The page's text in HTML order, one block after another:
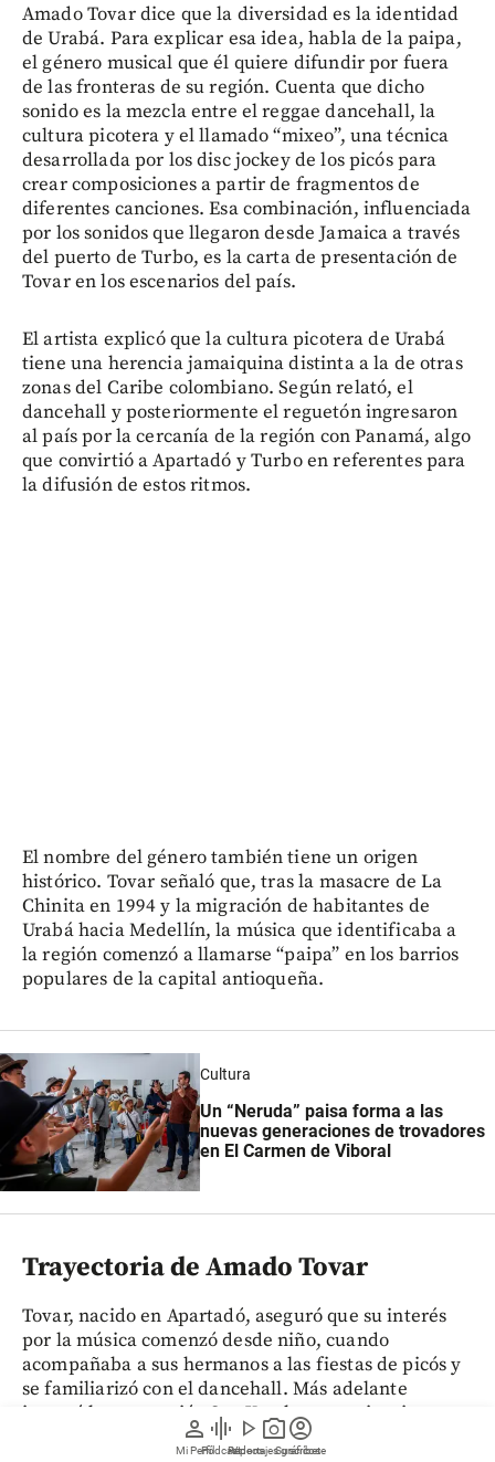
person
Mi Perfil
graphic_eq
Pódcast
play_arrow
Videos
photo_camera
Reportajes gráficos
account_circle
Suscríbete
Amado Tovar dice que la diversidad es la identidad
de Urabá. Para explicar esa idea, habla de la paipa,
el género musical que él quiere difundir por fuera
de las fronteras de su región. Cuenta que dicho
sonido es la mezcla entre el reggae dancehall, la
cultura picotera y el llamado “mixeo”, una técnica
desarrollada por los disc jockey de los picós para
crear composiciones a partir de fragmentos de
diferentes canciones. Esa combinación, influenciada
por los sonidos que llegaron desde Jamaica a través
del puerto de Turbo, es la carta de presentación de
Tovar en los escenarios del país.
El artista explicó que la cultura picotera de Urabá
tiene una herencia jamaiquina distinta a la de otras
zonas del Caribe colombiano. Según relató, el
dancehall y posteriormente el reguetón ingresaron
al país por la cercanía de la región con Panamá, algo
que convirtió a Apartadó y Turbo en referentes para
la difusión de estos ritmos.
El nombre del género también tiene un origen
histórico. Tovar señaló que, tras la masacre de La
Chinita en 1994 y la migración de habitantes de
Urabá hacia Medellín, la música que identificaba a
la región comenzó a llamarse “paipa” en los barrios
populares de la capital antioqueña.
Cultura
Un “Neruda” paisa forma a las
nuevas generaciones de trovadores
en El Carmen de Viboral
Trayectoria de Amado Tovar
Tovar, nacido en Apartadó, aseguró que su interés
por la música comenzó desde niño, cuando
acompañaba a sus hermanos a las fiestas de picós y
se familiarizó con el dancehall. Más adelante
integró la agrupación Son Yoruba, experiencia que
marcó el inicio de su carrera antes de emprender su